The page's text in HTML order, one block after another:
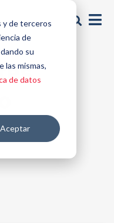
y de terceros
de
su
las mismas,
de datos
Aceptar